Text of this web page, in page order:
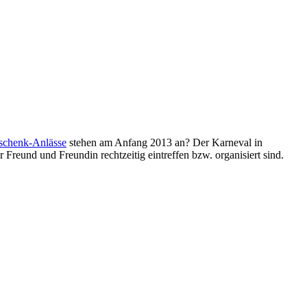
Anlässe stehen am Anfang 2013 an? Der Karneval in
Freund und Freundin rechtzeitig eintreffen bzw. organisiert sind.